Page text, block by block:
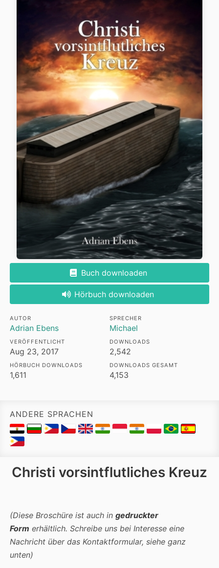
Buch downloaden
Hörbuch downloaden
AUTOR
Adrian Ebens
SPRECHER
Michael
VERÖFFENTLICHT
Aug 23, 2017
DOWNLOADS
2,542
HÖRBUCH DOWNLOADS
1,611
DOWNLOADS GESAMT
4,153
ANDERE SPRACHEN
Christi vorsintflutliches Kreuz
(Diese Broschüre ist auch in gedruckter
Form erhältlich. Schreibe uns bei Interesse eine
Nachricht über das Kontaktformular, siehe ganz
unten)